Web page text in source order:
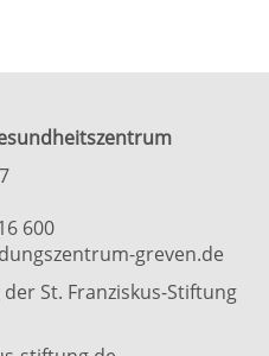
600
greven.de
St. Franziskus-Stiftung